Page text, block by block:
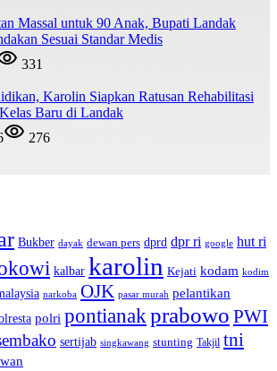
Massal untuk 90 Anak, Bupati Landak
Sesuai Standar Medis
331
Karolin Siapkan Ratusan Rehabilitasi
Baru di Landak
276
Bukber dayak dewan pers dprd dpr ri google hut ri
kalbar karolin Kejati kodam kodim
narkoba OJK pasar murah pelantikan
polri pontianakprabowo PWI
sertijab singkawang stunting Takjil tni